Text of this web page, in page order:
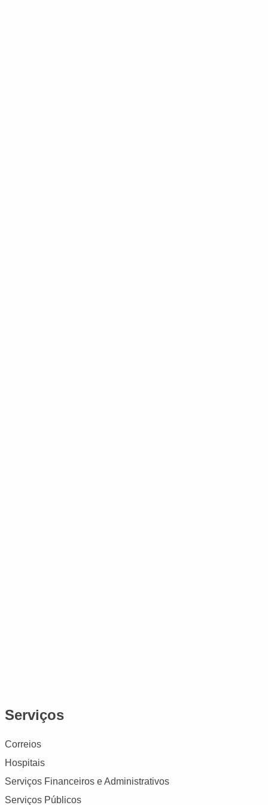
Serviços
Correios
Hospitais
Serviços Financeiros e Administrativos
Serviços Públicos